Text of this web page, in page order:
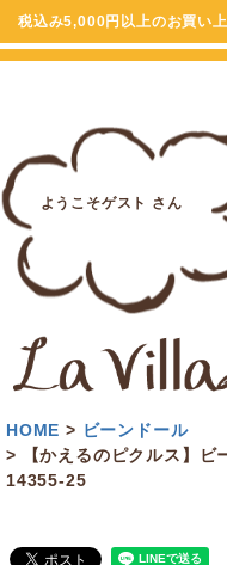
税込み5,000円以上のお買い
ようこそゲスト さん
HOME
ビーンドール
【かえるのピクルス】
14355-25